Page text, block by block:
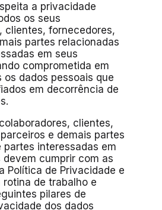
a privacidade
os seus
clientes, fornecedores,
partes relacionadas
em seus
comprometida em
os dados pessoais que
em decorrência de
clientes,
e demais partes
partes interessadas em
cumprir com as
Política de Privacidade e
rotina de trabalho e
pilares de
dos dados